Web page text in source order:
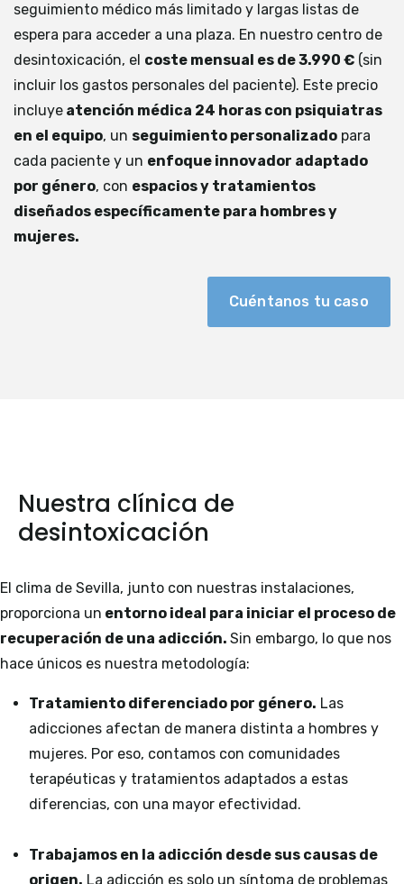
seguimiento médico más limitado y largas listas de
espera para acceder a una plaza. En nuestro centro de
desintoxicación, el coste mensual es de 3.990 € (sin
incluir los gastos personales del paciente). Este precio
incluye atención médica 24 horas con psiquiatras
en el equipo, un seguimiento personalizado para
cada paciente y un enfoque innovador adaptado
por género, con espacios y tratamientos
diseñados específicamente para hombres y
mujeres.
Cuéntanos tu caso
Nuestra clínica de
desintoxicación
El clima de Sevilla, junto con nuestras instalaciones,
proporciona un entorno ideal para iniciar el proceso de
recuperación de una adicción. Sin embargo, lo que nos
hace únicos es nuestra metodología:
Tratamiento diferenciado por género. Las
adicciones afectan de manera distinta a hombres y
mujeres. Por eso, contamos con comunidades
terapéuticas y tratamientos adaptados a estas
diferencias, con una mayor efectividad.
Trabajamos en la adicción desde sus causas de
origen. La adicción es solo un síntoma de problemas